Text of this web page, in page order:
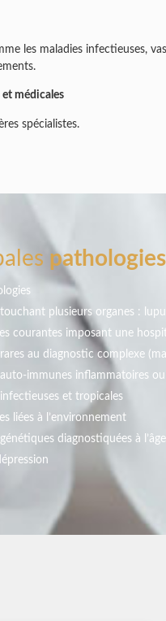
les maladies infectieuses,
médicales
spécialistes.
pathologies
plusieurs organes :
courantes imposant une
au diagnostic complexe
immunes inflammatoires
et tropicales
liées à l’environnement
diagnostiquées à